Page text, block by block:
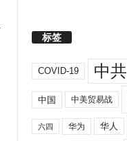
标签
COVID-19 中共
中国 中美贸易战
六四 华为 华人